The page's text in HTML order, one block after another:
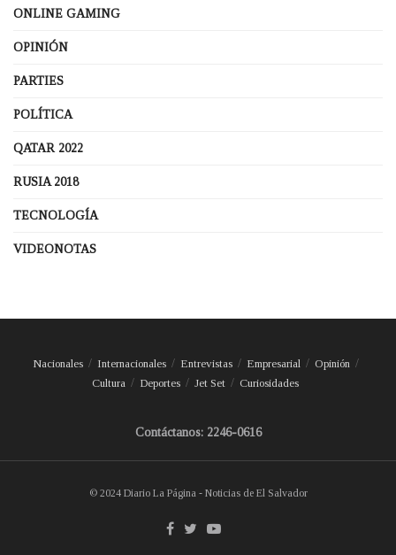
ONLINE GAMING
OPINIÓN
PARTIES
POLÍTICA
QATAR 2022
RUSIA 2018
TECNOLOGÍA
VIDEONOTAS
Nacionales Internacionales Entrevistas Empresarial
Opinión
Cultura
Deportes Jet Set Curiosidades
Contáctanos: 2246-0616
© 2024 Diario La Página - Noticias de El Salvador